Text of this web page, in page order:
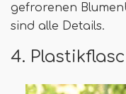
gefrorenen
sind alle Details.
4.